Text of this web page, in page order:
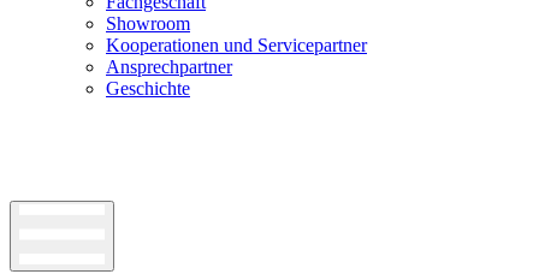
Showroom
Kooperationen und Servicepartner
Ansprechpartner
Geschichte